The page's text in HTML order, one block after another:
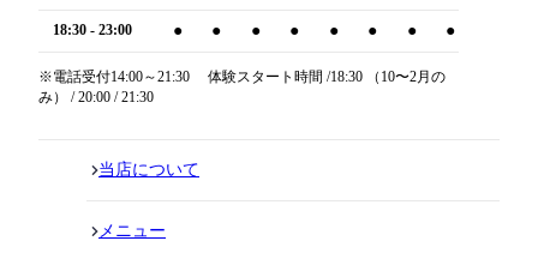
18:30 - 23:00 ● ● ● ● ● ● ● ●
※電話受付14:00～21:30 体験スタート時間 /18:30 （10〜2月の
み） / 20:00 / 21:30
当店について
メニュー